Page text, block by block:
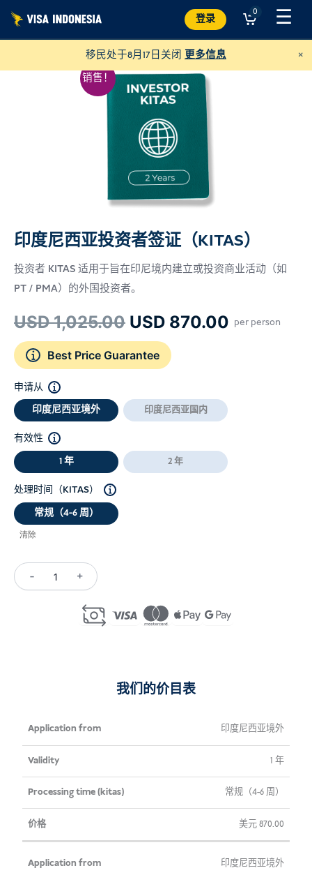
容
登录
0 ☰
移民处于8月17日关闭 更多信息 ×
销售！
印度尼西亚投资者签证（KITAS）
投资者 KITAS 适用于旨在印尼境内建立或投资商业活动（如
PT / PMA）的外国投资者。
USD1,025.00 原
价
为：
USD 870.00 当
per person
Best Price Guarantee
申请从
印度尼西亚境外
印度尼西亚国内
有效性
1 年
2 年
处理时间（KITAS）
常规（4-6 周）
清除
-
Investor
+
我们的价目表
申
请
来
自
有
效
性
加工
时间
塔）
格
印度尼西亚境外
1 年
常规（4-6 周）
美元870.00
印度尼西亚境外
捐助凯蒂猫别墅
美元